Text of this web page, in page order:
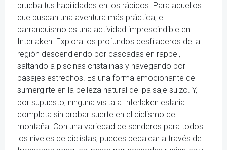
prueba tus habilidades en los rápidos. Para aquellos
que buscan una aventura más práctica, el
barranquismo es una actividad imprescindible en
Interlaken. Explora los profundos desfiladeros de la
región descendiendo por cascadas en rappel,
saltando a piscinas cristalinas y navegando por
pasajes estrechos. Es una forma emocionante de
sumergirte en la belleza natural del paisaje suizo. Y,
por supuesto, ninguna visita a Interlaken estaría
completa sin probar suerte en el ciclismo de
montaña. Con una variedad de senderos para todos
los niveles de ciclistas, puedes pedalear a través de